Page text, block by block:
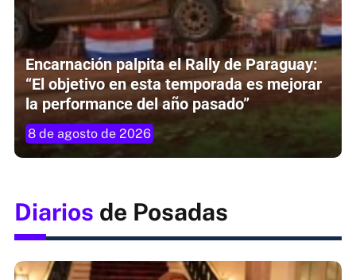
Encarnación palpita el Rally de Paraguay:
“El objetivo en esta temporada es mejorar
la performance del año pasado”
8 de agosto de 2026
Diarios de Posadas